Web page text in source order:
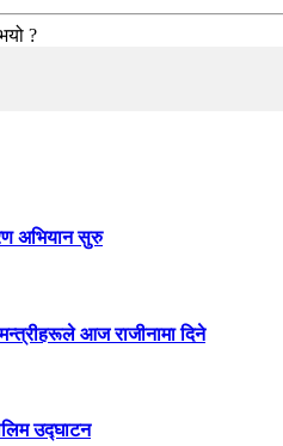
?
अभियान सुरु
आज राजीनामा दिने
उद्घाटन